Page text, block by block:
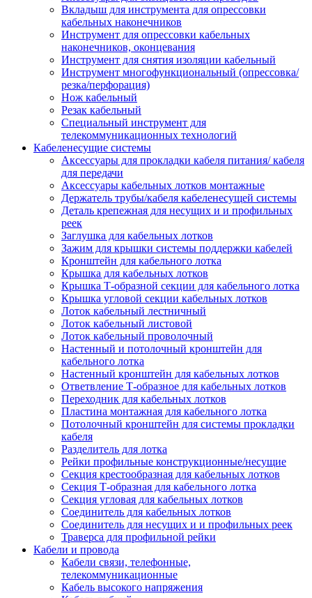
Вкладыш для инструмента для опрессовки
кабельных наконечников
Инструмент для опрессовки кабельных
наконечников, оконцевания
Инструмент для снятия изоляции кабельный
Инструмент многофункциональный (опрессовка/
резка/перфорация)
Нож кабельный
Резак кабельный
Специальный инструмент для
телекоммуникационных технологий
Кабеленесущие системы
Аксессуары для прокладки кабеля питания/ кабеля
для передачи
Аксессуары кабельных лотков монтажные
Держатель трубы/кабеля кабеленесущей системы
Деталь крепежная для несущих и и профильных
реек
Заглушка для кабельных лотков
Зажим для крышки системы поддержки кабелей
Кронштейн для кабельного лотка
Крышка для кабельных лотков
Крышка Т-образной секции для кабельного лотка
Крышка угловой секции кабельных лотков
Лоток кабельный лестничный
Лоток кабельный листовой
Лоток кабельный проволочный
Настенный и потолочный кронштейн для
кабельного лотка
Настенный кронштейн для кабельных лотков
Ответвление Т-образное для кабельных лотков
Переходник для кабельных лотков
Пластина монтажная для кабельного лотка
Потолочный кронштейн для системы прокладки
кабеля
Разделитель для лотка
Рейки профильные конструкционные/несущие
Секция крестообразная для кабельных лотков
Секция Т-образная для кабельного лотка
Секция угловая для кабельных лотков
Соединитель для кабельных лотков
Соединитель для несущих и и профильных реек
Траверса для профильной рейки
Кабели и провода
Кабели связи, телефонные,
телекоммуникационные
Кабель высокого напряжения